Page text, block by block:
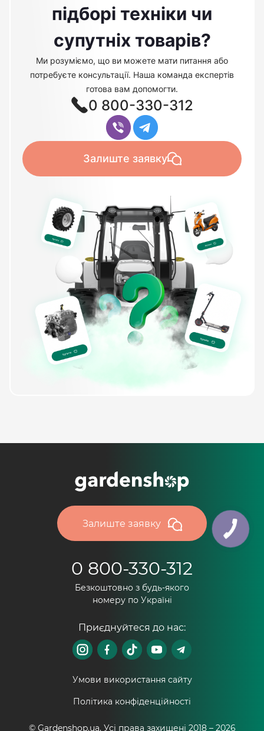
підборі техніки чи
супутніх товарів?
Ми розуміємо, що ви можете мати питання або
потребуєте консультації. Наша команда експертів
готова вам допомогти.
0 800-330-312
Залиште заявку
Залиште заявку
0 800-330-312
Безкоштовно з будь-якого
номеру по Україні
Приєднуйтеся до нас:
Умови використання сайту
Політика конфіденційності
© Gardenshop.ua, Усі права захищені 2018 – 2026